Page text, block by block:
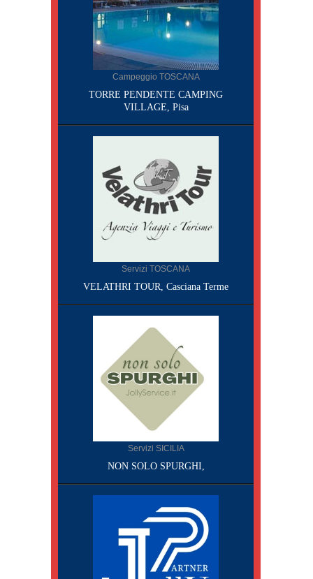
Campeggio TOSCANA
TORRE PENDENTE CAMPING
VILLAGE, Pisa
Servizi TOSCANA
VELATHRI TOUR, Casciana Terme
Servizi SICILIA
NON SOLO SPURGHI,